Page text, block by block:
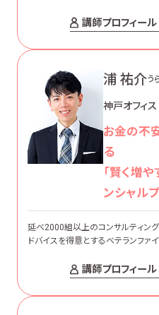
講師プロフィール
浦 祐介う
神戸オフィ
お金の不
る
「賢く増
ンシャル
延べ2000組以上のコンサルティン
ドバイスを得意とするベテランファ
講師プロフィール